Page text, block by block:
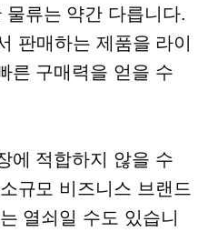
류는 약간 다릅니다.
판매하는 제품을 라이
른 구매력을 얻을 수
에 적합하지 않을 수
규모 비즈니스 브랜드
열쇠일 수도 있습니